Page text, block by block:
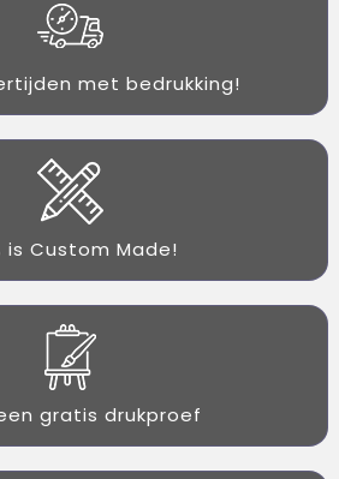
met bedrukking!
is Custom Made!
gratis drukproef